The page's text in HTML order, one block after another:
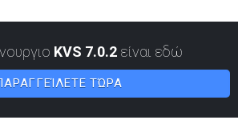
KVS 7.0.2 είναι εδώ
ΤΏΡΑ